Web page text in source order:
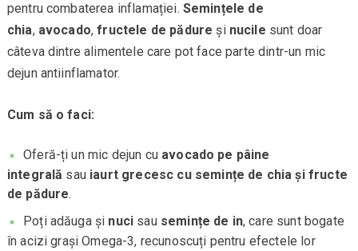
pentru combaterea inflamației. Semințele de
chia, avocado,fructele de pădure și nucile sunt doar
câteva dintre alimentele care pot face parte dintr-un mic
dejun antiinflamator.
Cum să o faci:
Oferă-ți un mic dejun cu avocado pe pâine
integrală sau iaurt grecesc cu semințe de chia și fructe
de pădure.
Poți adăuga și nuci sau semințe de in, care sunt bogate
în acizi grași Omega-3, recunoscuți pentru efectele lor